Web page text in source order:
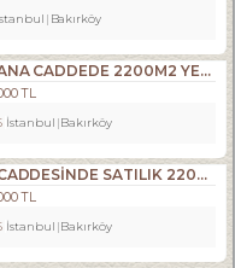
Bakırköy
BAKIRKÖY İNCİRLİ ANA CADDEDE 2200M2 YENİ BİNADA DÜKKAN
TL
İstanbul Bakırköy
BAKIRKÖY İNCİRLİ CADDESINDE SATILIK 2200M2 ACİL DÜKKAN
TL
İstanbul Bakırköy